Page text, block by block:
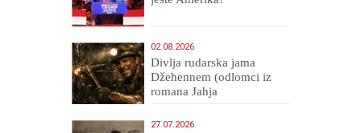
02.08.2026
Divlja rudarska jama
Džehennem (odlomci iz
romana Jahja
27.07.2026